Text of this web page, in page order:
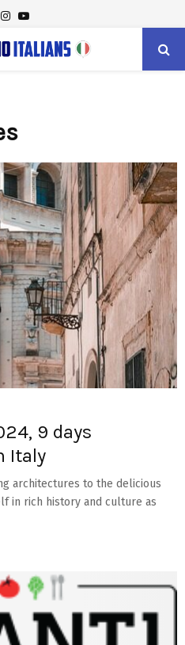
INSTAGRAM
YOUTUBE
9 days
Italy
architectures to the delicious
in rich history and culture as